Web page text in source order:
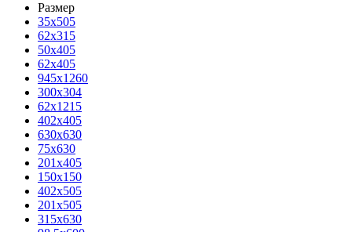
Размер
35х505
62x315
50x405
62х405
945x1260
300x304
62x1215
402x405
630x630
75x630
201x405
150x150
402x505
201x505
315x630